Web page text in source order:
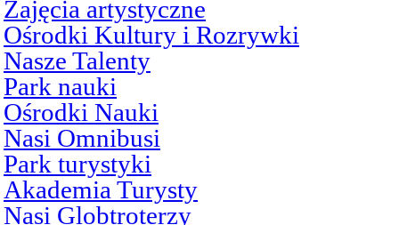
Zajęcia artystyczne
Ośrodki Kultury i Rozrywki
Nasze Talenty
Park nauki
Ośrodki Nauki
Nasi Omnibusi
Park turystyki
Akademia Turysty
Nasi Globtroterzy